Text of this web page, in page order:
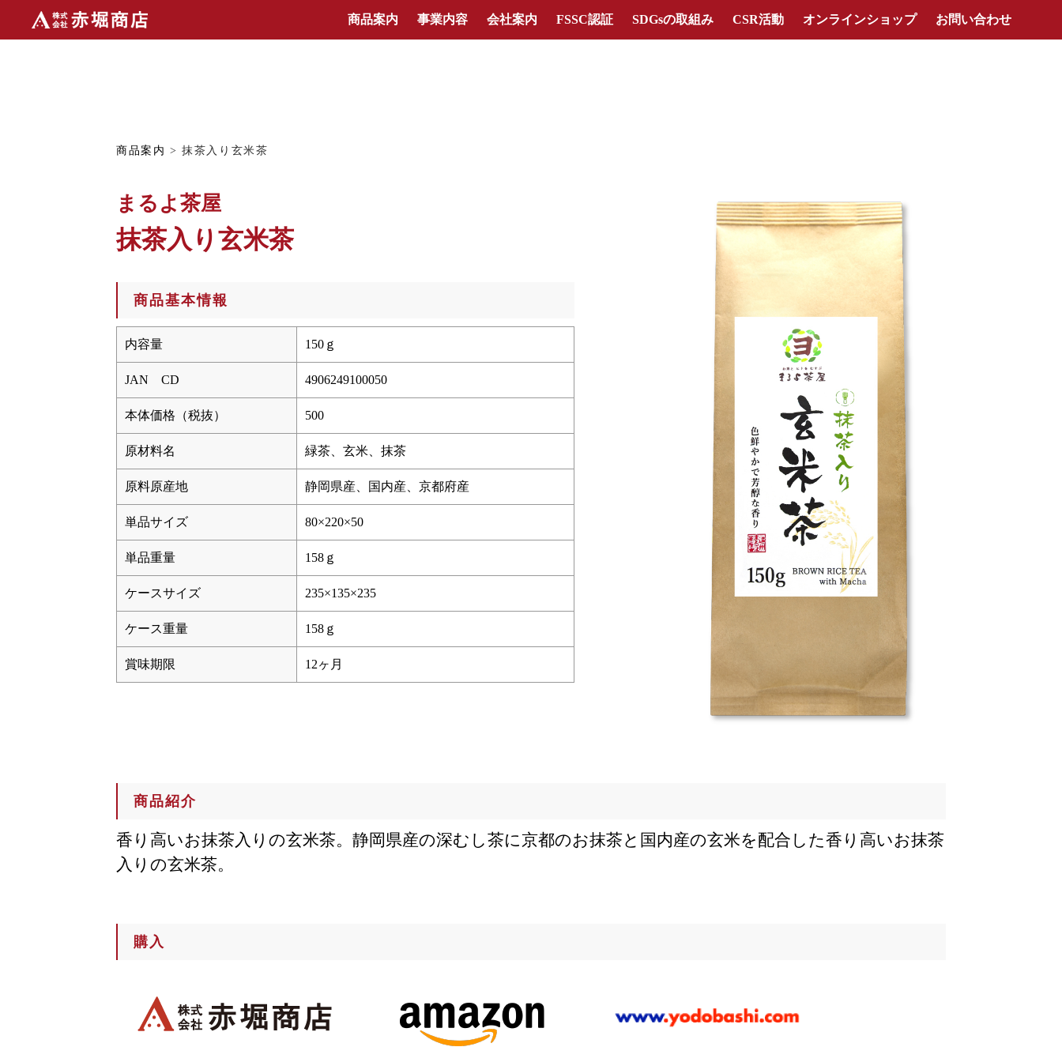
商品案内 事業内容 会社案内 FSSC認証 SDGsの取組み CSR活動 オンラインショップ お問い合わせ
商品案内 > 抹茶入り玄米茶
まるよ茶屋
抹茶入り玄米茶
商品基本情報
内容量 150ｇ
JAN CD 4906249100050
本体価格（税抜） 500
原材料名 緑茶、玄米、抹茶
原料原産地 静岡県産、国内産、京都府産
単品サイズ 80×220×50
単品重量 158ｇ
ケースサイズ 235×135×235
ケース重量 158ｇ
賞味期限 12ヶ月
商品紹介
香り高いお抹茶入りの玄米茶。静岡県産の深むし茶に京都のお抹茶と国内産の玄米を配合した香り高いお抹茶
入りの玄米茶。
購入